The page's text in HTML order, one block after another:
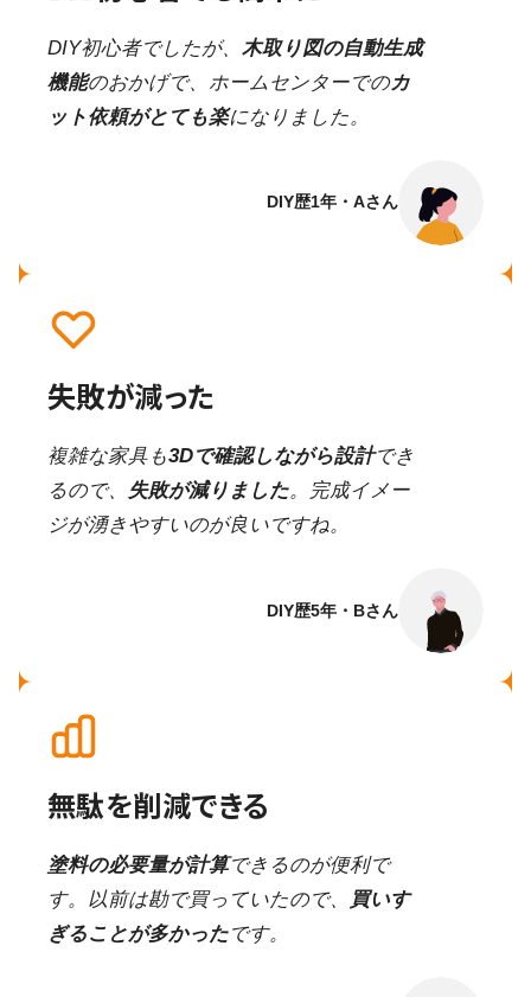
DIY初心者でしたが、 木取り図の自動生成
機能のおかげで、ホームセンターでのカ
ット依頼がとても楽になりました。
DIY歴1年・Aさん
失敗が減った
複雑な家具も3Dで確認しながら設計でき
るので、
失敗が減りました。完成イメー
ジが湧きやすいのが良いですね。
DIY歴5年・Bさん
無駄を削減できる
塗料の必要量が計算できるのが便利で
す。以前は勘で買っていたので、
買いす
ぎることが多かったです。